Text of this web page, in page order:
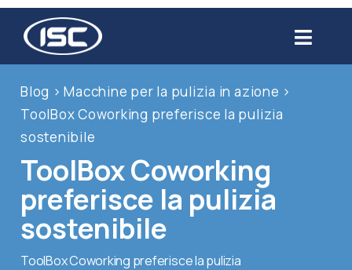
contenuto
Chi siamo
Prodotti
Settori
Servizi
Blog >Macchine per la pulizia in azione >
ToolBox Coworking preferisce la pulizia
sostenibile
ToolBox Coworking
preferisce la pulizia
sostenibile
ToolBox Coworking preferisce la pulizia